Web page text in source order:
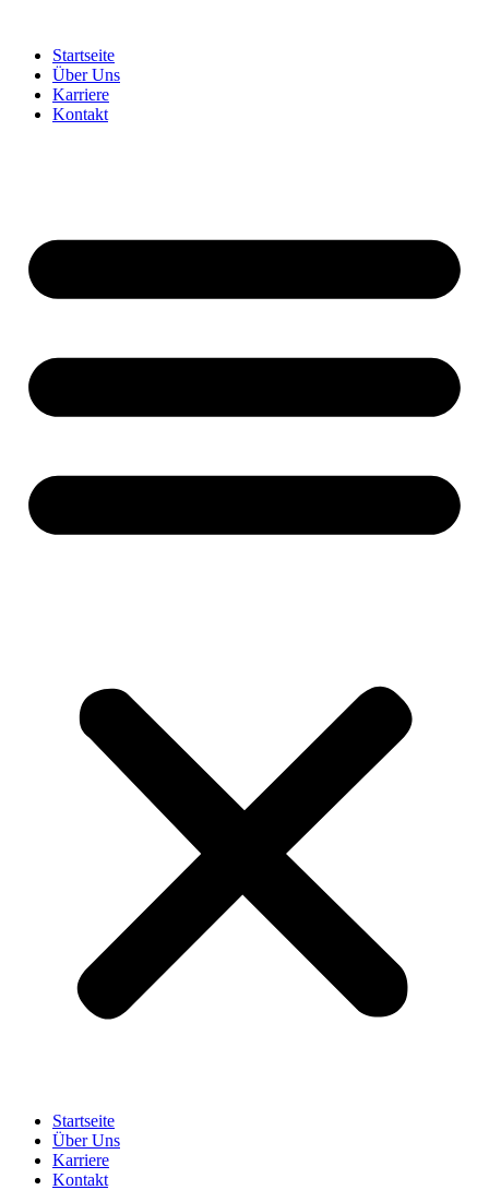
Startseite
Über Uns
Karriere
Kontakt
Startseite
Über Uns
Karriere
Kontakt